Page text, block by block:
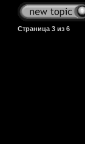
Страница 3 из 6